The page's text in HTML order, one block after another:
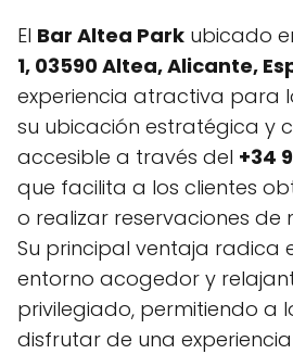
El Bar Altea Park ubicado
1, 03590 Altea, Alicante,
experiencia atractiva para
su ubicación estratégica y
accesible a través del +34
que facilita a los clientes
o realizar reservaciones de
Su principal ventaja radica
entorno acogedor y
privilegiado, permitiendo a
disfrutar de una